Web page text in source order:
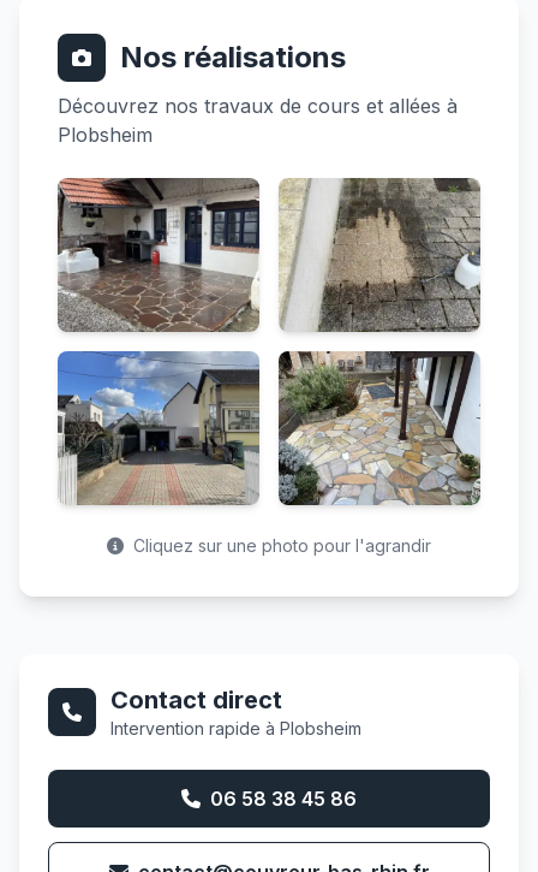
Nos réalisations
Découvrez nos travaux de cours et allées à
Plobsheim
Cliquez sur une photo pour l'agrandir
Contact direct
Intervention rapide à Plobsheim
06 58 38 45 86